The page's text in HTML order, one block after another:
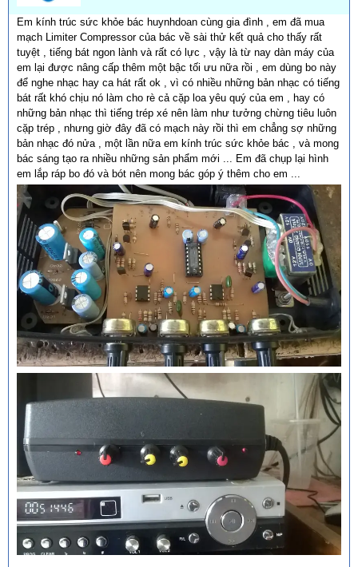
Em kính trúc sức khỏe bác huynhdoan cùng gia đình , em đã mua
mạch Limiter Compressor của bác về sài thử kết quả cho thấy rất
tuyệt , tiếng bát ngon lành và rất có lực , vậy là từ nay dàn máy của
em lại được nâng cấp thêm một bậc tối ưu nữa rồi , em dùng bo này
để nghe nhạc hay ca hát rất ok , vì có nhiều những bản nhạc có tiếng
bát rất khó chịu nó làm cho rè cả cặp loa yêu quý của em , hay có
những bản nhạc thì tiếng trép xé nên làm như tưởng chừng tiêu luôn
cặp trép , nhưng giờ đây đã có mạch này rồi thì em chẳng sợ những
bản nhạc đó nửa , một lần nữa em kính trúc sức khỏe bác , và mong
bác sáng tạo ra nhiều những sản phẩm mới ... Em đã chụp lại hình
em lắp ráp bo đó và bót nên mong bác góp ý thêm cho em ...